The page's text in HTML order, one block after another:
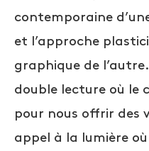
contemporaine
et l’approche
graphique de
double lecture où le
pour nous offrir des
appel à la lumière